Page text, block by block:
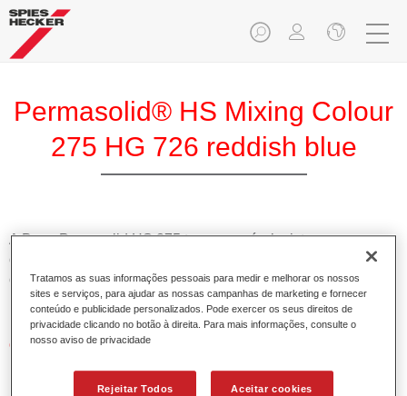
Permasolid® HS Mixing Colour
275 HG 726 reddish blue
A Base Pemasolid HS 275 torna possível misturar as cores
com o Permasolid HS Esmalte 275 de alta qualidade para
criar todas as cores lisas para a repintura de veículos de
passageiros.
Características do produto
de 1.5 demãos.
Tratamos as suas informações pessoais para medir e melhorar os nossos
sites e serviços, para ajudar as nossas campanhas de marketing e fornecer
conteúdo e publicidade personalizados. Pode exercer os seus direitos de
privacidade clicando no botão à direita. Para mais informações, consulte o
nosso aviso de privacidade
Rejeitar Todos Aceitar cookies